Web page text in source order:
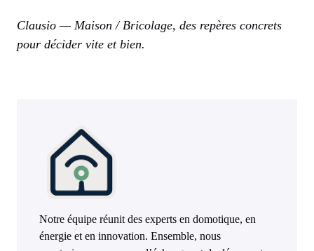
Clausio — Maison / Bricolage, des repères concrets
pour décider vite et bien.
Notre équipe réunit des experts en domotique, en
énergie et en innovation. Ensemble, nous